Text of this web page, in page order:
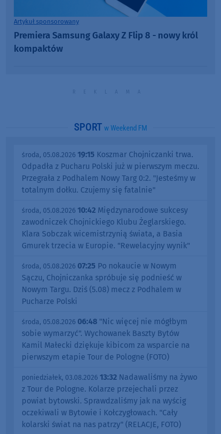
Artykuł sponsorowany
Premiera Samsung Galaxy Z Flip 8 - nowy król
kompaktów
SPORT w Weekend FM
środa, 05.08.2026 19:15 Koszmar Chojniczanki trwa.
Odpadła z Pucharu Polski już w pierwszym meczu.
Przegrała z Podhalem Nowy Targ 0:2. "Jesteśmy w
totalnym dołku. Czujemy się fatalnie"
środa, 05.08.2026 10:42 Międzynarodowe sukcesy
zawodniczek Chojnickiego Klubu Żeglarskiego.
Klara Sobczak wicemistrzynią świata, a Basia
Gmurek trzecia w Europie. "Rewelacyjny wynik"
środa, 05.08.2026 07:25 Po nokaucie w Nowym
Sączu, Chojniczanka spróbuje się podnieść w
Nowym Targu. Dziś (5.08) mecz z Podhalem w
Pucharze Polski
środa, 05.08.2026 06:48 "Nic więcej nie mógłbym
sobie wymarzyć". Wychowanek Baszty Bytów
Kamil Małecki dziękuje kibicom za wsparcie na
pierwszym etapie Tour de Pologne (FOTO)
poniedziałek, 03.08.2026 13:32 Nadawaliśmy na żywo
z Tour de Pologne. Kolarze przejechali przez
powiat bytowski. Sprawdzaliśmy jak na wyścig
oczekiwali w Bytowie i Kołczygłowach. "Cały
kolarski świat na nas patrzy" (RELACJE, FOTO)